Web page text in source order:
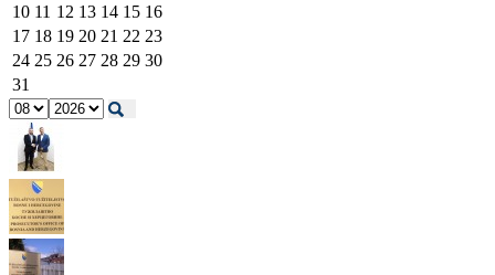
10 11 12 13 14 15 16
17 18 19 20 21 22 23
24 25 26 27 28 29 30
31